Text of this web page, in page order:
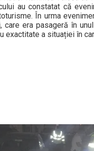
au constatat că
În urma
era pasageră în
exactitate a situației în